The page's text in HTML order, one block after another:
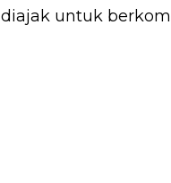
diajak untuk